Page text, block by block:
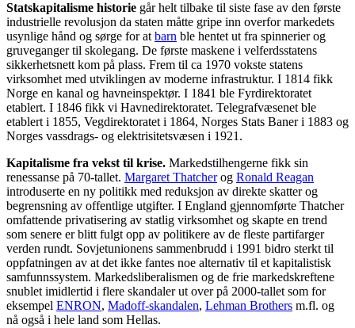
Statskapitalisme historie går helt tilbake til siste fase av den første
industrielle revolusjon da staten måtte gripe inn overfor markedets
usynlige hånd og sørge for at barn ble hentet ut fra spinnerier og
gruveganger til skolegang. De første maskene i velferdsstatens
sikkerhetsnett kom på plass. Frem til ca 1970 vokste statens
virksomhet med utviklingen av moderne infrastruktur. I 1814 fikk
Norge en kanal og havneinspektør. I 1841 ble Fyrdirektoratet
etablert. I 1846 fikk vi Havnedirektoratet. Telegrafvæsenet ble
etablert i 1855, Vegdirektoratet i 1864, Norges Stats Baner i 1883 og
Norges vassdrags- og elektrisitetsvæsen i 1921.
Kapitalisme fra vekst til krise. Markedstilhengerne fikk sin
renessanse på 70-tallet. Margaret Thatcherog Ronald Reagan
introduserte en ny politikk med reduksjon av direkte skatter og
begrensning av offentlige utgifter. I England gjennomførte Thatcher
omfattende privatisering av statlig virksomhet og skapte en trend
som senere er blitt fulgt opp av politikere av de fleste partifarger
verden rundt. Sovjetunionens sammenbrudd i 1991 bidro sterkt til
oppfatningen av at det ikke fantes noe alternativ til et kapitalistisk
samfunnssystem. Markedsliberalismen og de frie markedskreftene
snublet imidlertid i flere skandaler ut over på 2000-tallet som for
eksempel ENRON, Madoff-skandalen, Lehman Brothers m.fl. og
nå også i hele land som Hellas.